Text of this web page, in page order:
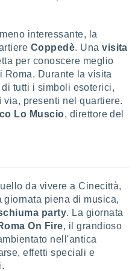
interessante, la
Coppedè. Unavisita
per conoscere meglio
Roma. Durante la visita
tutti i simboli esoterici,
presenti nel quartiere.
Lo Muscio, direttore del
da vivere a Cinecittà,
giornata piena di musica,
party. La giornata
On Fire, il grandioso
nell'antica
effetti speciali e